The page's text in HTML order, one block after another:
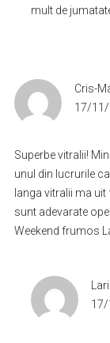
mult de
Cris-
17/11/
Superbe vitralii!
unul din lucrurile
langa vitralii ma
sunt adevarate
Weekend frumos
17/